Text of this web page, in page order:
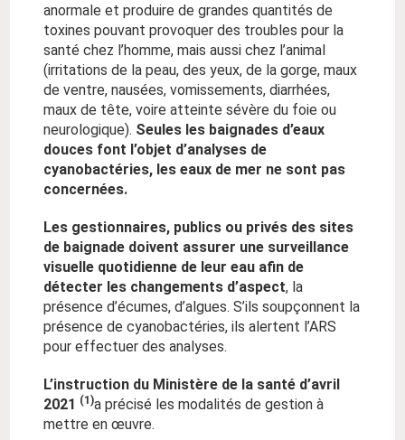
anormale et produire de grandes quantités de
toxines pouvant provoquer des troubles pour la
santé chez l’homme, mais aussi chez l’animal
(irritations de la peau, des yeux, de la gorge, maux
de ventre, nausées, vomissements, diarrhées,
maux de tête, voire atteinte sévère du foie ou
neurologique). Seules les baignades d’eaux
douces font l’objet d’analyses de
cyanobactéries, les eaux de mer ne sont pas
concernées.
Les gestionnaires, publics ou privés des sites
de baignade doivent assurer une surveillance
visuelle quotidienne de leur eau afin de
détecter les changements d’aspect, la
présence d’écumes, d’algues. S’ils soupçonnent la
présence de cyanobactéries, ils alertent l’ARS
pour effectuer des analyses.
L’instruction du Ministère de la santé d’avril
2021 (1)a précisé les modalités de gestion à
mettre en œuvre.